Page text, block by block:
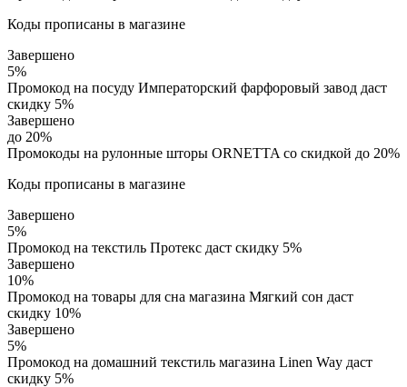
Коды прописаны в магазине
Завершено
5%
Промокод на посуду Императорский фарфоровый завод даст
скидку 5%
Завершено
до 20%
Промокоды на рулонные шторы ORNETTA со скидкой до 20%
Коды прописаны в магазине
Завершено
5%
Промокод на текстиль Протекс даст скидку 5%
Завершено
10%
Промокод на товары для сна магазина Мягкий сон даст
скидку 10%
Завершено
5%
Промокод на домашний текстиль магазина Linen Way даст
скидку 5%